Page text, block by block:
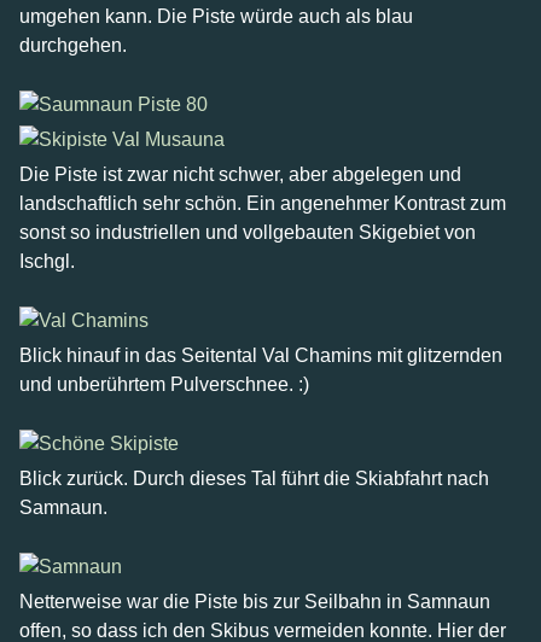
umgehen kann. Die Piste würde auch als blau
durchgehen.
Die Piste ist zwar nicht schwer, aber abgelegen und
landschaftlich sehr schön. Ein angenehmer Kontrast zum
sonst so industriellen und vollgebauten Skigebiet von
Ischgl.
Blick hinauf in das Seitental Val Chamins mit glitzernden
und unberührtem Pulverschnee. :)
Blick zurück. Durch dieses Tal führt die Skiabfahrt nach
Samnaun.
Netterweise war die Piste bis zur Seilbahn in Samnaun
offen, so dass ich den Skibus vermeiden konnte. Hier der